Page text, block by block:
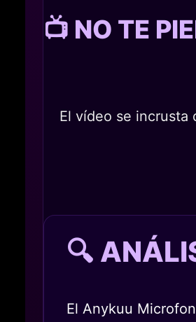
📺 NO TE
El vídeo se incrusta
🔍
El Anykuu